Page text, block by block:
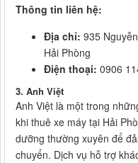
Thông tin liên hệ:
Địa chỉ: 935
Hải Phòng
Điện thoại: 0906
3. Anh Việt
Anh Việt là một trong
khi thuê xe máy tại Hải
dưỡng thường xuyên để
chuyển. Dịch vụ hỗ trợ